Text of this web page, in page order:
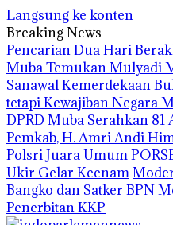
Langsung ke konten
Breaking News
Pencarian Dua Hari
Muba Temukan Mulyadi
SanawalKemerdekaan
tetapi Kewajiban Negara
DPRD Muba Serahkan
Pemkab, H. Amri Andi
Polsri Juara Umum
Ukir Gelar Keenam
Bangko dan Satker BPN
Penerbitan KKP